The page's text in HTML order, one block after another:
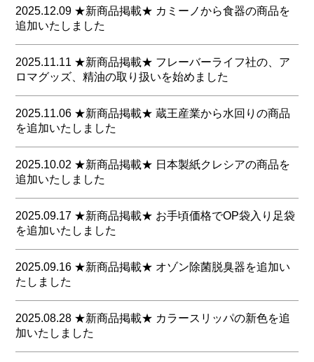
今回掲載の商品は、こちらから
日本製の為、特注ですが納品が比較的早めな商品となり
ます
今回掲載の商品は、こちらから
2025.12.09 ★新商品掲載★ カミーノから食器の商品を
追加いたしました
料飲、客室等でお使いになりやすい食器のご紹介です
ブッフェ会場、グランピング施設、客室の水回り等々、
耐久性が高く食器洗浄機にも対応している為、管理も容
易です
既存でも掲載させて頂いておりますが今回は７商品ほど
追加させて頂きました
今回掲載の商品は、こちらから
2025.11.11 ★新商品掲載★ フレーバーライフ社の、ア
ロマグッズ、精油の取り扱いを始めました
新たにアロマテラピー専門店より安心・信頼してお使いいただ
ける商品をご提案いたします
今回は精油を中心に掲載しております
様々な場面でご使用いただけます
商品は、こちらから
2025.11.06 ★新商品掲載★ 蔵王産業から水回りの商品
を追加いたしました
大浴場だけに関わらず、プールやお部屋の水回り、噴水含め水
回り等でお使いいただける掃除用具や洗剤、ドライヤーを掲載
いたしました
洗剤は有償でのサンプルにも対応しておりますのでご検討頂け
ますと幸いです
キーワードを入力に蔵王産業とご入力いただき検索され
ると他の水回りの清掃にお役に立つ商品をお探しいただ
2025.10.02 ★新商品掲載★ 日本製紙クレシアの商品を
追加いたしました
日本製紙クレシアの高級志向で１ロールで、短いトイレットロ
ール（２５ｍダブル）を追加でご紹介させて頂きます
プレミアムなアイテムとして、また、１泊ごとに交換するケー
スで、上質で短尺なトイレットペーパーを、一度、是非ご確認
下さい
送料は別途となりますが、クレシア商品混載５ケースで元張り
とさせていただきます
2025.09.17 ★新商品掲載★ お手頃価格でOP袋入り足袋
を追加いたしました
お手頃価格でOP袋入りの足袋を追加いたしました
リーズナブルですが定番の３色展開です
これからの季節に特に喜ばれます
是非ご検討をお願いいたします
商品はこちらから
2025.09.16 ★新商品掲載★ オゾン除菌脱臭器を追加い
たしました
オゾン除菌脱臭機の新商品を追加いたしました
既存の商品に比べ格安な商品で御座います
是非ご検討をお願いいたします
2025.08.28 ★新商品掲載★ カラースリッパの新色を追
加いたしました